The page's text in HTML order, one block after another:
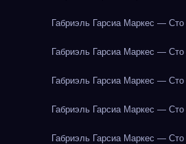
Габриэль Гарсиа Маркес — Сто
Габриэль Гарсиа Маркес — Сто
Габриэль Гарсиа Маркес — Сто
Габриэль Гарсиа Маркес — Сто
Габриэль Гарсиа Маркес — Сто